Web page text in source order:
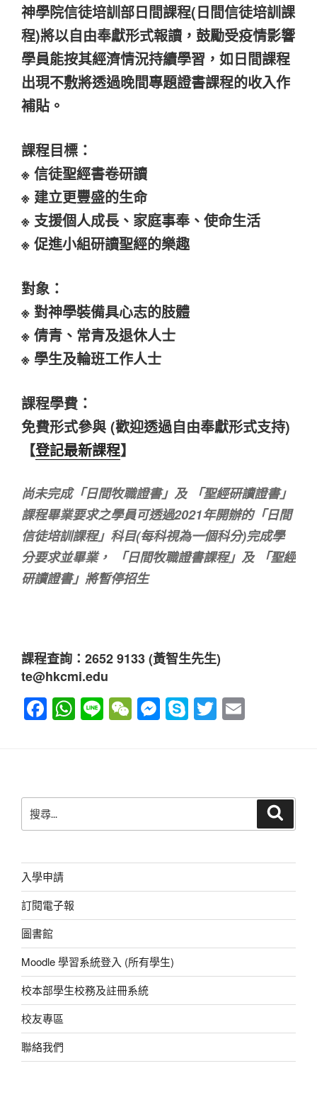
神學院信徒培訓部日間課程(日間信徒培訓課
程)將以自由奉獻形式報讀，鼓勵受疫情影響
學員能按其經濟情況持續學習，如日間課程
出現不敷將透過晚間專題證書課程的收入作
補貼。
課程目標：
※ 信徒聖經書卷研讀
※ 建立更豐盛的生命
※ 支援個人成長、家庭事奉、使命生活
※ 促進小組研讀聖經的樂趣
對象：
※ 對神學裝備具心志的肢體
※ 倩青、常青及退休人士
※ 學生及輪班工作人士
課程學費：
免費形式參與 (歡迎透過自由奉獻形式支持)
【登記最新課程】
尚未完成「日間牧職證書」及 「聖經研讀證書」
課程畢業要求之學員可透過2021年開辦的「日間
信徒培訓課程」科目(每科視為一個科分)完成學
分要求並畢業， 「日間牧職證書課程」及 「聖經
研讀證書」將暫停招生
課程查詢：2652 9133 (黃智生先生)
te@hkcmi.edu
F
a
b
o
k
W
h
A
p
Li
n
W
e
at
M
e
n
g
S
ky
T
wi
尋
字:
入學申請
訂閱電子報
圖書館
Moodle 學習系統登入 (所有學生)
校本部學生校務及註冊系統
校友專區
聯絡我們